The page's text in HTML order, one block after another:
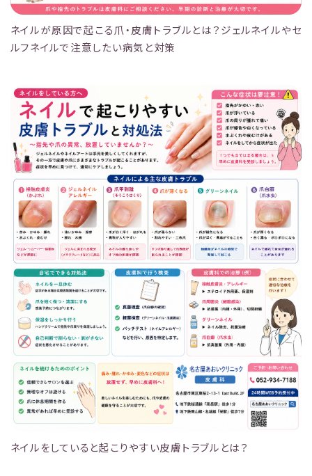
ネイルが原因で起こる爪・皮膚トラブルとは？ジェルネイルやセ
ルフネイルで注意したい病気と対策
ネイルをしていると起こりやすい皮膚トラブルとは？